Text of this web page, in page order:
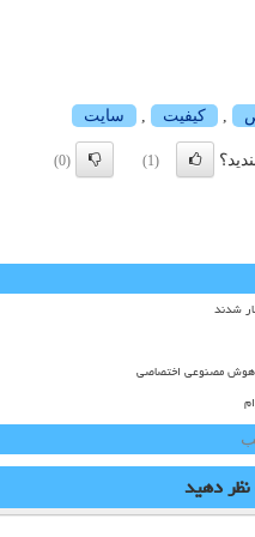
, كیفیت , سایت
(1)
(0)
شدند
هوش مصنوعی اختصاصی
نظر دهید